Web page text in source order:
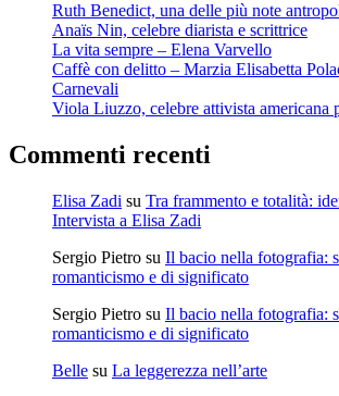
Ruth Benedict, una delle più note
Anaïs Nin, celebre diarista e scrittrice
La vita sempre – Elena Varvello
Caffè con delitto – Marzia Elisabetta
Carnevali
Viola Liuzzo, celebre attivista
Commenti recenti
Elisa Zadi su Tra frammento e totalità:
Intervista a Elisa Zadi
Sergio Pietro su Il bacio nella fotografia:
romanticismo e di significato
Sergio Pietro su Il bacio nella fotografia:
romanticismo e di significato
Belle su La leggerezza nell’arte